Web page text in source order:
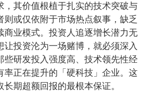
，其价值根植于扎实的技术突破与
则或仅依附于市场热点叙事，缺乏
商业模式。投资人追逐增长潜力无
让投资沦为一场赌博，就必须深入
些研发投入强度高、技术领先性经
率正在提升的「硬科技」企业。这
期超额回报的最根本保证。